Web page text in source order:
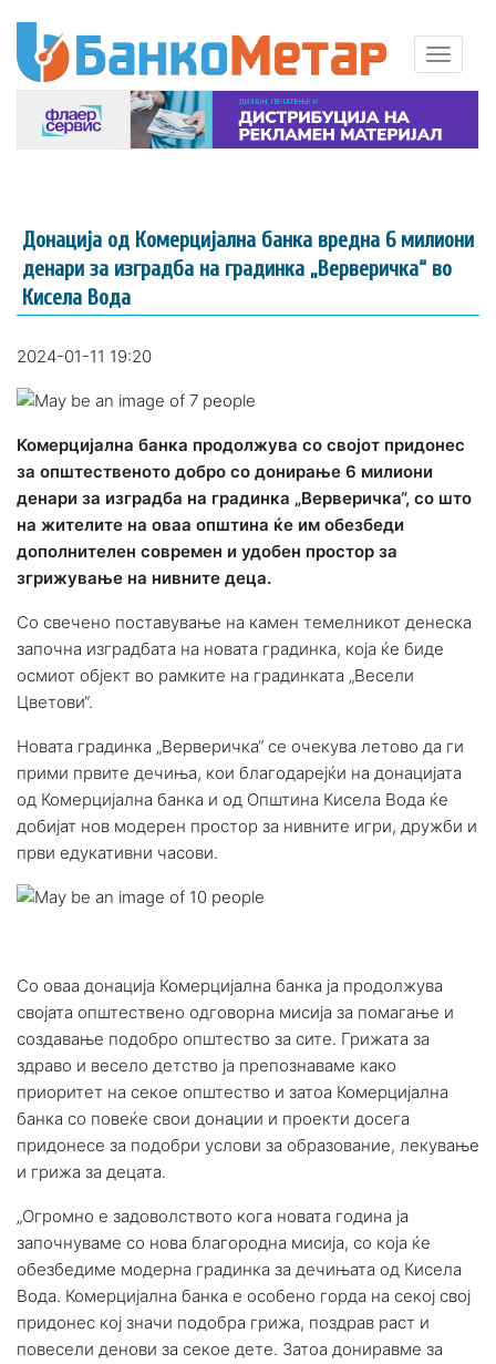
Донација од Комерцијална банка вредна 6 милиони
денари за изградба на градинка „Верверичка“ во
Кисела Вода
2024-01-11 19:20
Комерцијална банка продолжува со својот придонес
за општественото добро со донирање 6 милиони
денари за изградба на градинка „Верверичка“, со што
на жителите на оваа општина ќе им обезбеди
дополнителен современ и удобен простор за
згрижување на нивните деца.
Со свечено поставување на камен темелникот денеска
започна изградбата на новата градинка, која ќе биде
осмиот објект во рамките на градинката „Весели
Цветови“.
Новата градинка „Верверичка“ се очекува летово да ги
прими првите дечиња, кои благодарејќи на донацијата
од Комерцијална банка и од Општина Кисела Вода ќе
добијат нов модерен простор за нивните игри, дружби и
први едукативни часови.
Со оваа донација Комерцијална банка ја продолжува
својата општествено одговорна мисија за помагање и
создавање подобро општество за сите. Грижата за
здраво и весело детство ја препознаваме како
приоритет на секое општество и затоа Комерцијална
банка со повеќе свои донации и проекти досега
придонесе за подобри услови за образование, лекување
и грижа за децата.
„Огромно е задоволството кога новата година ја
започнуваме со нова благородна мисија, со која ќе
обезбедиме модерна градинка за дечињата од Кисела
Вода. Комерцијална банка е особено горда на секој свој
придонес кој значи подобра грижа, поздрав раст и
повесели денови за секое дете. Затоа дониравме за